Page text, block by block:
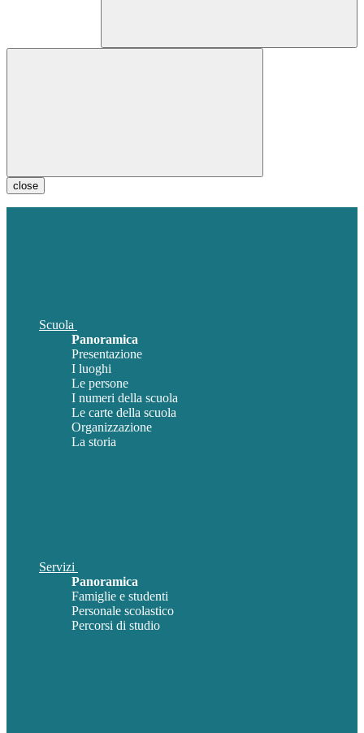
close
Scuola
Panoramica
Presentazione
I luoghi
Le persone
I numeri della scuola
Le carte della scuola
Organizzazione
La storia
Servizi
Panoramica
Famiglie e studenti
Personale scolastico
Percorsi di studio